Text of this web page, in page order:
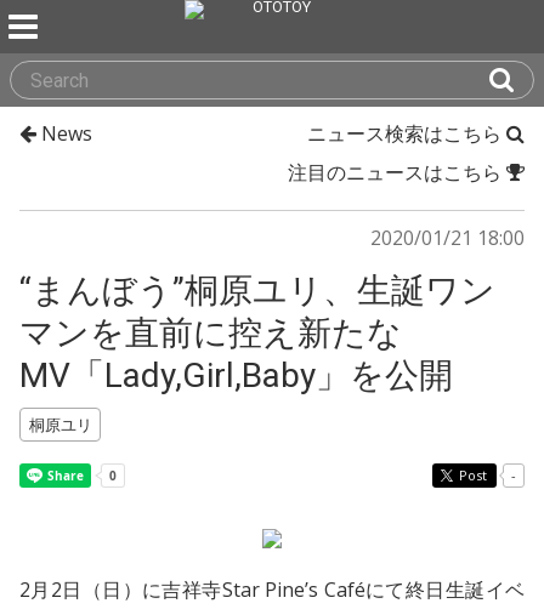
News
ニュース検索はこちら
注目のニュースはこちら
2020/01/21 18:00
“まんぼう”桐原ユリ、生誕ワン
マンを直前に控え新たな
MV「Lady,Girl,Baby」を公開
桐原ユリ
Post -
2月2日（日）に吉祥寺Star Pine’s Caféにて終日生誕イベ